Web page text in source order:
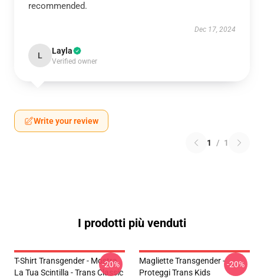
recommended.
Dec 17, 2024
L Layla
Verified owner
Write your review
1 / 1
I prodotti più venduti
T-Shirt Transgender - Mostra
La Tua Scintilla - Trans Classic
-20%
Magliette Transgender -
Proteggi Trans Kids
-20%